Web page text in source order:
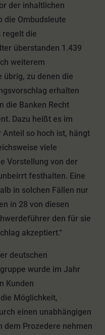
der inhaltlichen
die Ombudsleute
regelt die
überstanden 1.439
weiterem
übrig, zu denen die
erhalten
die Banken Recht
Dazu heißt es im
Anteil so hoch ist, hängt
viele
Vorstellung von der
festhalten. Eine
in solchen Fällen nur
in 28 von diesen
den für sie
akzeptiert.“
deutschen
wurde im Jahr
Kunden
Möglichkeit,
einen unabhängigen
dem Prozedere nehmen